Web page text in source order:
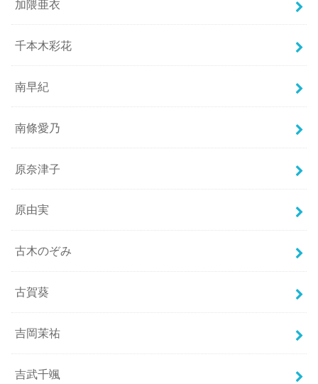
加隈亜衣
千本木彩花
南早紀
南條愛乃
原奈津子
原由実
古木のぞみ
古賀葵
吉岡茉祐
吉武千颯